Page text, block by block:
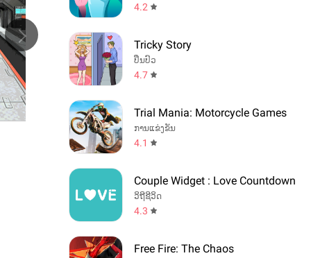
4.2
Tricky Story
ປິ່ນປົວ
4.7
Trial Mania: Motorcycle Games
ການແຂ່ງຂັນ
4.1
Couple Widget : Love Countdown
ວິຖີຊີວິດ
4.3
Free Fire: The Chaos